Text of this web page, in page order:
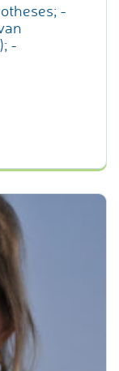
-
-